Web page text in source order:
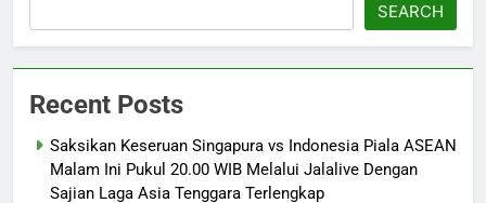
SEARCH
Recent Posts
Saksikan Keseruan Singapura vs Indonesia Piala ASEAN
Malam Ini Pukul 20.00 WIB Melalui Jalalive Dengan
Sajian Laga Asia Tenggara Terlengkap